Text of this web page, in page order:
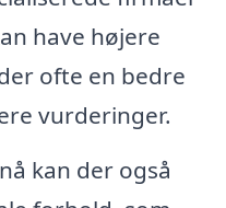
have højere
ofte en bedre
vurderinger.
kan der også